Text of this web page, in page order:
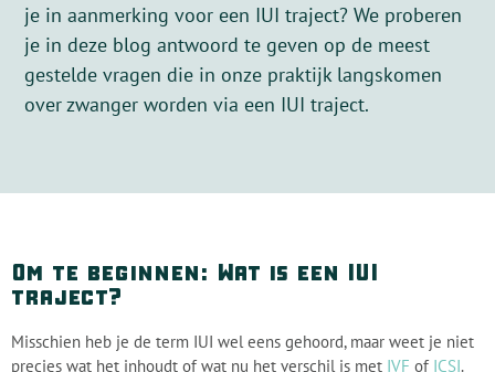
je in aanmerking voor een IUI traject? We proberen
je in deze blog antwoord te geven op de meest
gestelde vragen die in onze praktijk langskomen
over zwanger worden via een IUI traject.
Om te beginnen: Wat is een IUI
traject?
Misschien heb je de term IUI wel eens gehoord, maar weet je niet
precies wat het inhoudt of wat nu het verschil is met IVF of ICSI.